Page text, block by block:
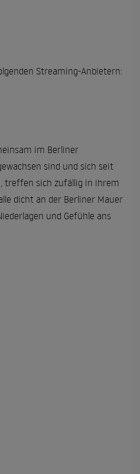
Streaming-Anbietern:
im Berliner
sind und sich seit
treffen sich zufällig in ihrem
dicht an der Berliner Mauer
und Gefühle ans